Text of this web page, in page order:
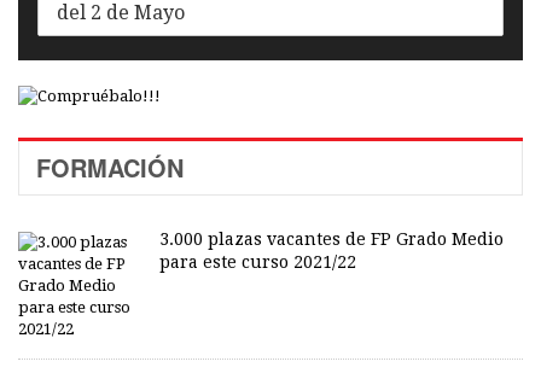
del 2 de Mayo
FORMACIÓN
3.000 plazas vacantes de FP Grado Medio
para este curso 2021/22